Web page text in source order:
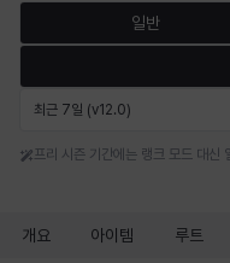
바바라 버니스 블
일반
최근 7일 (v12.0)
프리 시즌 기간에는 랭크 모드 대신
개요 아이템 루트